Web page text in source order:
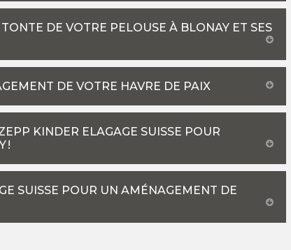
DE VOTRE PELOUSE À BLONAY ET SES
DE VOTRE HAVRE DE PAIX
KINDER ELAGAGE SUISSE POUR
!
SUISSE POUR UN AMÉNAGEMENT DE